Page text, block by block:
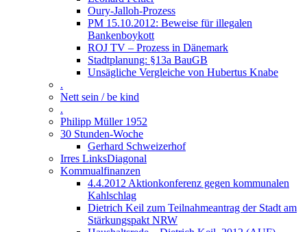
Oury-Jalloh-Prozess
PM 15.10.2012: Beweise für illegalen
Bankenboykott
ROJ TV – Prozess in Dänemark
Stadtplanung: §13a BauGB
Unsägliche Vergleiche von Hubertus Knabe
.
Nett sein / be kind
.
Philipp Müller 1952
30 Stunden-Woche
Gerhard Schweizerhof
Irres LinksDiagonal
Kommualfinanzen
4.4.2012 Aktionkonferenz gegen kommunalen
Kahlschlag
Dietrich Keil zum Teilnahmeantrag der Stadt am
Stärkungspakt NRW